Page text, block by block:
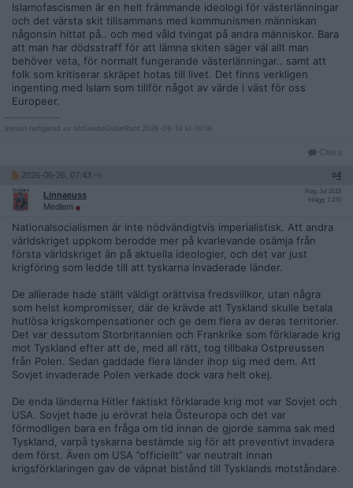
Islamofascismen är en helt främmande ideologi för västerlänningar
och det värsta skit tillsammans med kommunismen människan
någonsin hittat på.. och med våld tvingat på andra människor. Bara
att man har dödsstraff för att lämna skiten säger väl allt man
behöver veta, för normalt fungerande västerlänningar.. samt att
folk som kritiserar skräpet hotas till livet. Det finns verkligen
ingenting med Islam som tillför något av värde i väst för oss
Europeer.
Senast redigerad av MrSwedeGliderRunt 2026-06-14 kl. 10:16.
Citera
2026-06-26, 07:43 #4
Linnaeuss
Medlem
Reg: Jul 2015
Inlägg: 1 270
Nationalsocialismen är inte nödvändigtvis imperialistisk. Att andra
världskriget uppkom berodde mer på kvarlevande osämja från
första världskriget än på aktuella ideologier, och det var just
krigföring som ledde till att tyskarna invaderade länder.
De allierade hade ställt väldigt orättvisa fredsvillkor, utan några
som helst kompromisser, där de krävde att Tyskland skulle betala
hutlösa krigskompensationer och ge dem flera av deras territorier.
Det var dessutom Storbritannien och Frankrike som förklarade krig
mot Tyskland efter att de, med all rätt, tog tillbaka Ostpreussen
från Polen. Sedan gaddade flera länder ihop sig med dem. Att
Sovjet invaderade Polen verkade dock vara helt okej.
De enda länderna Hitler faktiskt förklarade krig mot var Sovjet och
USA. Sovjet hade ju erövrat hela Östeuropa och det var
förmodligen bara en fråga om tid innan de gjorde samma sak med
Tyskland, varpå tyskarna bestämde sig för att preventivt invadera
dem först. Även om USA ”officiellt” var neutralt innan
krigsförklaringen gav de väpnat bistånd till Tysklands motståndare.